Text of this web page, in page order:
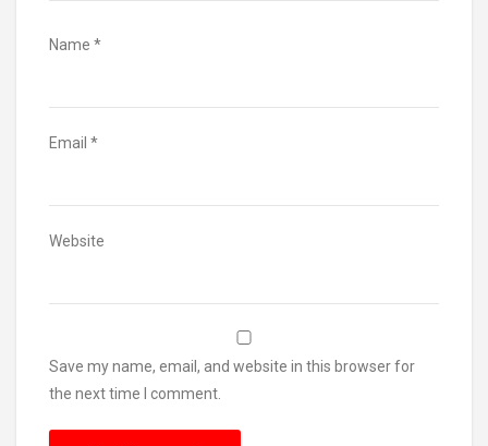
Name *
Email *
Website
Save my name, email, and website in this browser for
the next time I comment.